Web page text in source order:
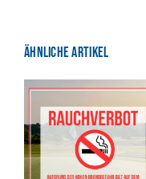
Ähnliche Artikel